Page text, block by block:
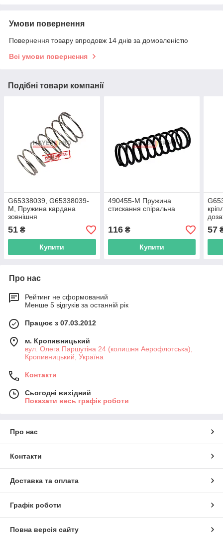
Умови повернення
Повернення товару впродовж 14 днів за домовленістю
Всі умови повернення
Подібні товари компанії
G65338039, G65338039-
M, Пружина кардана
зовнішня
51 ₴
Купити
490455-M Пружина
стискання спіральна
116₴
Купити
57
Про нас
Рейтинг не сформований
Менше 5 відгуків за останній рік
Працює з 07.03.2012
м. Кропивницький
вул. Олега Паршутіна 24 (колишня Аерофлотська),
Кропивницький, Україна
Контакти
Сьогодні вихідний
Показати весь графік роботи
Про нас
Контакти
Доставка та оплата
Графік роботи
Повна версія сайту